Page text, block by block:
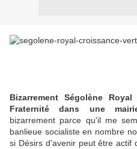
Bizarrement Ségolène
Fraternité dans une
bizarrement parce qu'il me
banlieue socialiste en nombre
si Désirs d'avenir peut être actif